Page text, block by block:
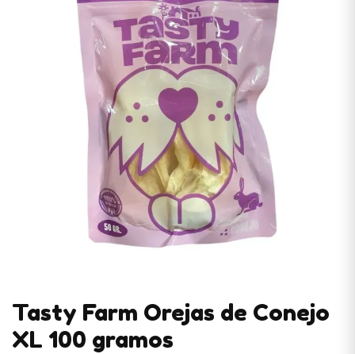
Tasty Farm Orejas de Conejo
XL 100 gramos